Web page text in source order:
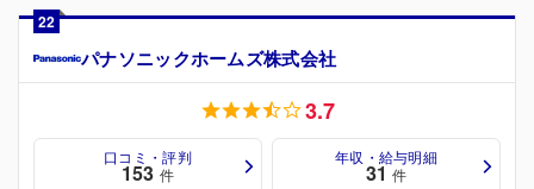
22
パナソニックホームズ株式会社
3.7
口コミ・評判
153 件
年収・給与明細
31 件